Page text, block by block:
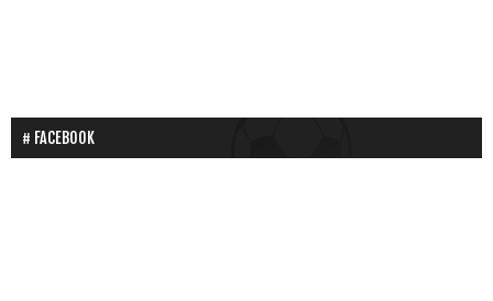
FACEBOOK